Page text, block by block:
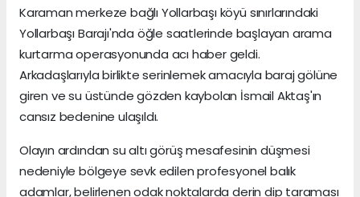
Karaman merkeze bağlı Yollarbaşı köyü sınırlarındaki
Yollarbaşı Barajı'nda öğle saatlerinde başlayan arama
kurtarma operasyonunda acı haber geldi.
Arkadaşlarıyla birlikte serinlemek amacıyla baraj gölüne
giren ve su üstünde gözden kaybolan İsmail Aktaş'ın
cansız bedenine ulaşıldı.
Olayın ardından su altı görüş mesafesinin düşmesi
nedeniyle bölgeye sevk edilen profesyonel balık
adamlar, belirlenen odak noktalarda derin dip taraması